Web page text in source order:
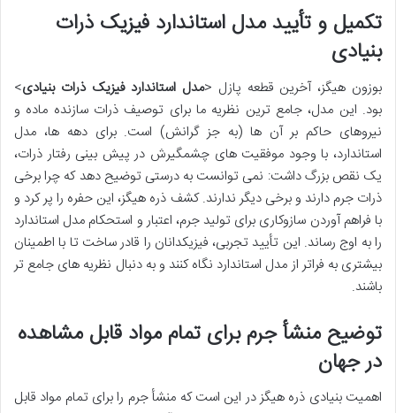
تکمیل و تأیید مدل استاندارد فیزیک ذرات
بنیادی
بوزون هیگز، آخرین قطعه پازل <مدل استاندارد فیزیک ذرات بنیادی>
بود. این مدل، جامع ترین نظریه ما برای توصیف ذرات سازنده ماده و
نیروهای حاکم بر آن ها (به جز گرانش) است. برای دهه ها، مدل
استاندارد، با وجود موفقیت های چشمگیرش در پیش بینی رفتار ذرات،
یک نقص بزرگ داشت: نمی توانست به درستی توضیح دهد که چرا برخی
ذرات جرم دارند و برخی دیگر ندارند. کشف ذره هیگز، این حفره را پر کرد و
با فراهم آوردن سازوکاری برای تولید جرم، اعتبار و استحکام مدل استاندارد
را به اوج رساند. این تأیید تجربی، فیزیکدانان را قادر ساخت تا با اطمینان
بیشتری به فراتر از مدل استاندارد نگاه کنند و به دنبال نظریه های جامع تر
باشند.
توضیح منشأ جرم برای تمام مواد قابل مشاهده
در جهان
اهمیت بنیادی ذره هیگز در این است که منشأ جرم را برای تمام مواد قابل